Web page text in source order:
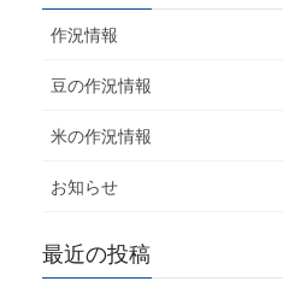
作況情報
豆の作況情報
米の作況情報
お知らせ
最近の投稿